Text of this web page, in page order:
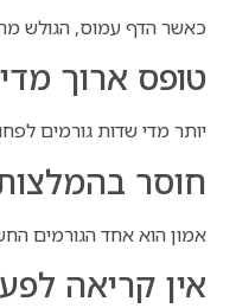
כאשר הדף עמוס, הגולש
טופס ארוך מדי
יותר מדי שדות גורמים
חוסר
אמון הוא אחד הגורמים
אין קריאה